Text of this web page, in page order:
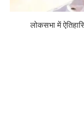
लोकसभा में